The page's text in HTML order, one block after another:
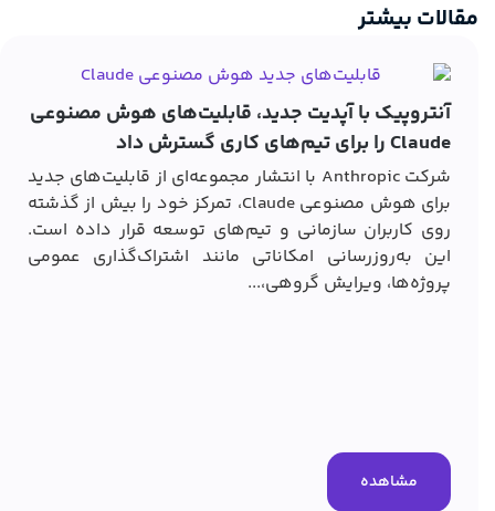
مقالات بیشتر
آنتروپیک با آپدیت جدید، قابلیت‌های هوش مصنوعی
Claude را برای تیم‌های کاری گسترش داد
شرکت Anthropic با انتشار مجموعه‌ای از قابلیت‌های جدید
برای هوش مصنوعی Claude، تمرکز خود را بیش از گذشته
روی کاربران سازمانی و تیم‌های توسعه قرار داده است.
این به‌روزرسانی امکاناتی مانند اشتراک‌گذاری عمومی
پروژه‌ها، ویرایش گروهی،...
مشاهده